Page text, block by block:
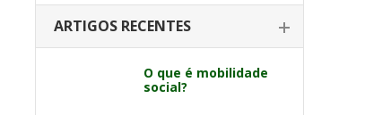
ARTIGOS RECENTES
O que é mobilidade
social?